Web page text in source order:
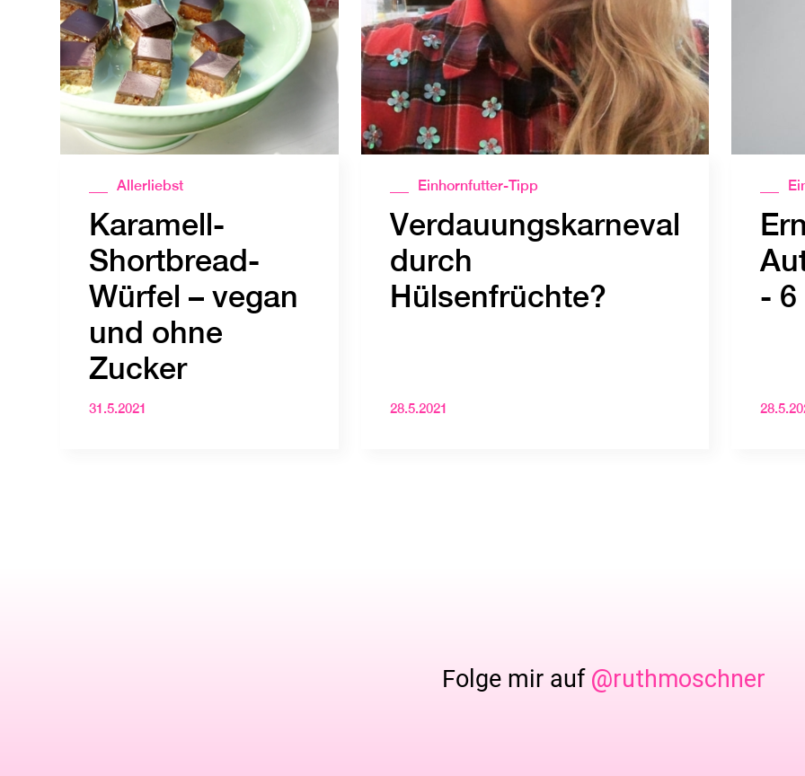
Allerliebst
Karamell-
Shortbread-
Würfel – vegan
und ohne
Zucker
31.5.2021
Einhornfutter-Tipp
Verdauungskarneval
durch
Hülsenfrüchte?
28.5.2021
-
Folge mir auf @ruthmoschner